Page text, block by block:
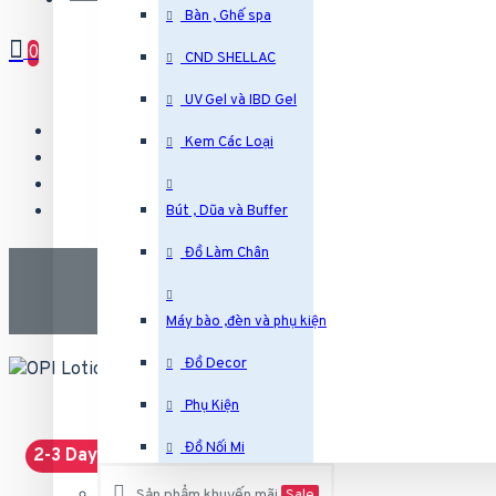
Bàn , Ghế spa
CND SHELLAC
UV Gel và IBD Gel
Kem Các Loại
Bút , Dũa và Buffer
Đồ Làm Chân
Máy bào ,đèn và phụ kiện
Đồ Decor
Phụ Kiện
Đồ Nối Mi
0
2-3 Days